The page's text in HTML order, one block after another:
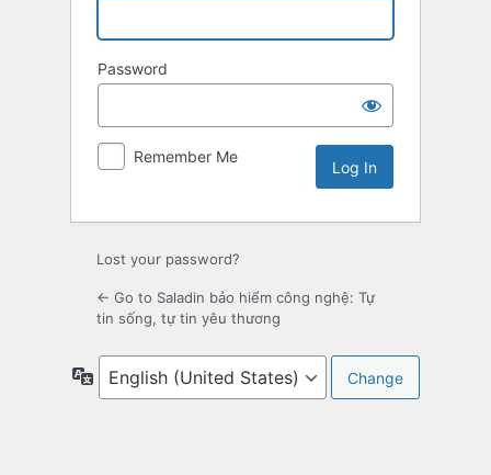
Password
Remember Me
Lost your password?
← Go to Saladin bảo hiểm công nghệ: Tự
tin sống, tự tin yêu thương
Language